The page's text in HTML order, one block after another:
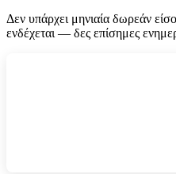
Δεν υπάρχει μηνιαία δωρεάν
ενδέχεται — δες επίσημες